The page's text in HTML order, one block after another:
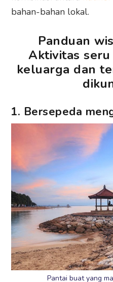
bahan-bahan lokal.
Panduan
Aktivitas
keluarga dan
1. Bersepeda
Pantai buat yang